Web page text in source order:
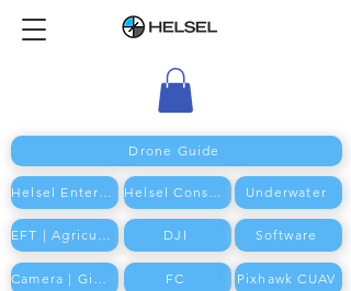
Drone Guide
Helsel Enterprise Helsel Consumer Underwater
EFT | Agriculture DJI Software
Camera | Gimbal FC Pixhawk CUAV